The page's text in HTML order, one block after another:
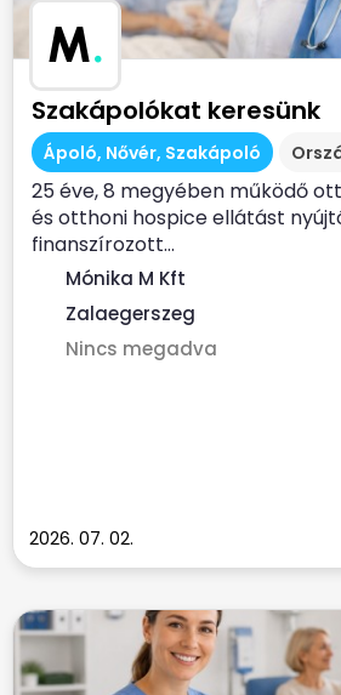
M.
Szakápolókat keresünk
Ápoló, Nővér, Szakápoló
25 éve, 8 megyében működő
és otthoni hospice ellátást
finanszírozott...
Mónika M Kft
Zalaegerszeg
Nincs megadva
2026. 07. 02.